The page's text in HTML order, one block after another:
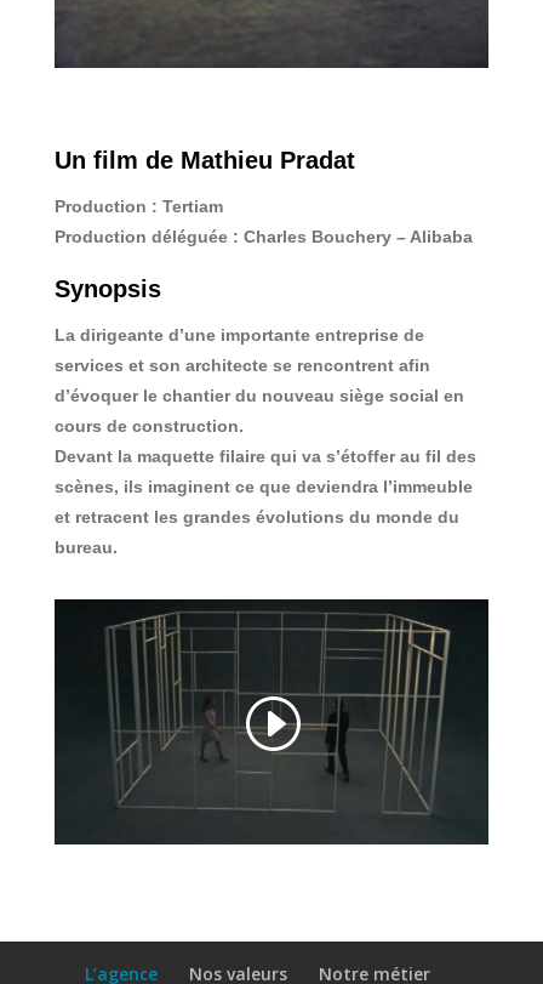
Un film de Mathieu Pradat
Production : Tertiam
Production déléguée : Charles Bouchery – Alibaba
Synopsis
La dirigeante d’une importante entreprise de
services et son architecte se rencontrent afin
d’évoquer le chantier du nouveau siège social en
cours de construction.
Devant la maquette filaire qui va s’étoffer au fil des
scènes, ils imaginent ce que deviendra l’immeuble
et retracent les grandes évolutions du monde du
bureau.
L’agence Nos valeurs Notre métier